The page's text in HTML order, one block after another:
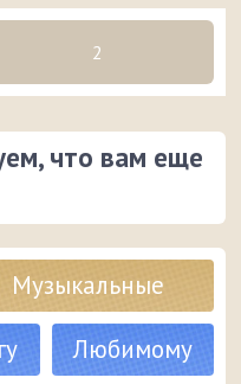
2
что вам еще
Музыкальные
Любимому